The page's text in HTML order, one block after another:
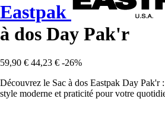
Eastpak
à dos Day Pak'r
59,90 € 44,23 € -26%
Découvrez le Sac à dos Eastpak Day Pak'r
style moderne et praticité pour votre